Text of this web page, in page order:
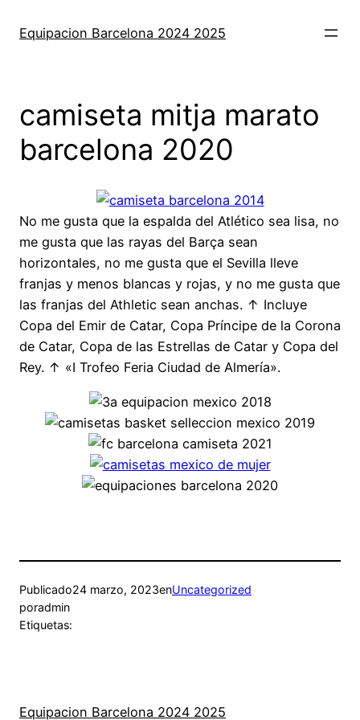
Equipacion Barcelona 2024 2025
camiseta mitja marato
barcelona 2020
No me gusta que la espalda del Atlético sea lisa, no
me gusta que las rayas del Barça sean
horizontales, no me gusta que el Sevilla lleve
franjas y menos blancas y rojas, y no me gusta que
las franjas del Athletic sean anchas. ↑ Incluye
Copa del Emir de Catar, Copa Príncipe de la Corona
de Catar, Copa de las Estrellas de Catar y Copa del
Rey. ↑ «I Trofeo Feria Ciudad de Almería».
Publicado24 marzo, 2023enUncategorized
poradmin
Etiquetas:
Equipacion Barcelona 2024 2025